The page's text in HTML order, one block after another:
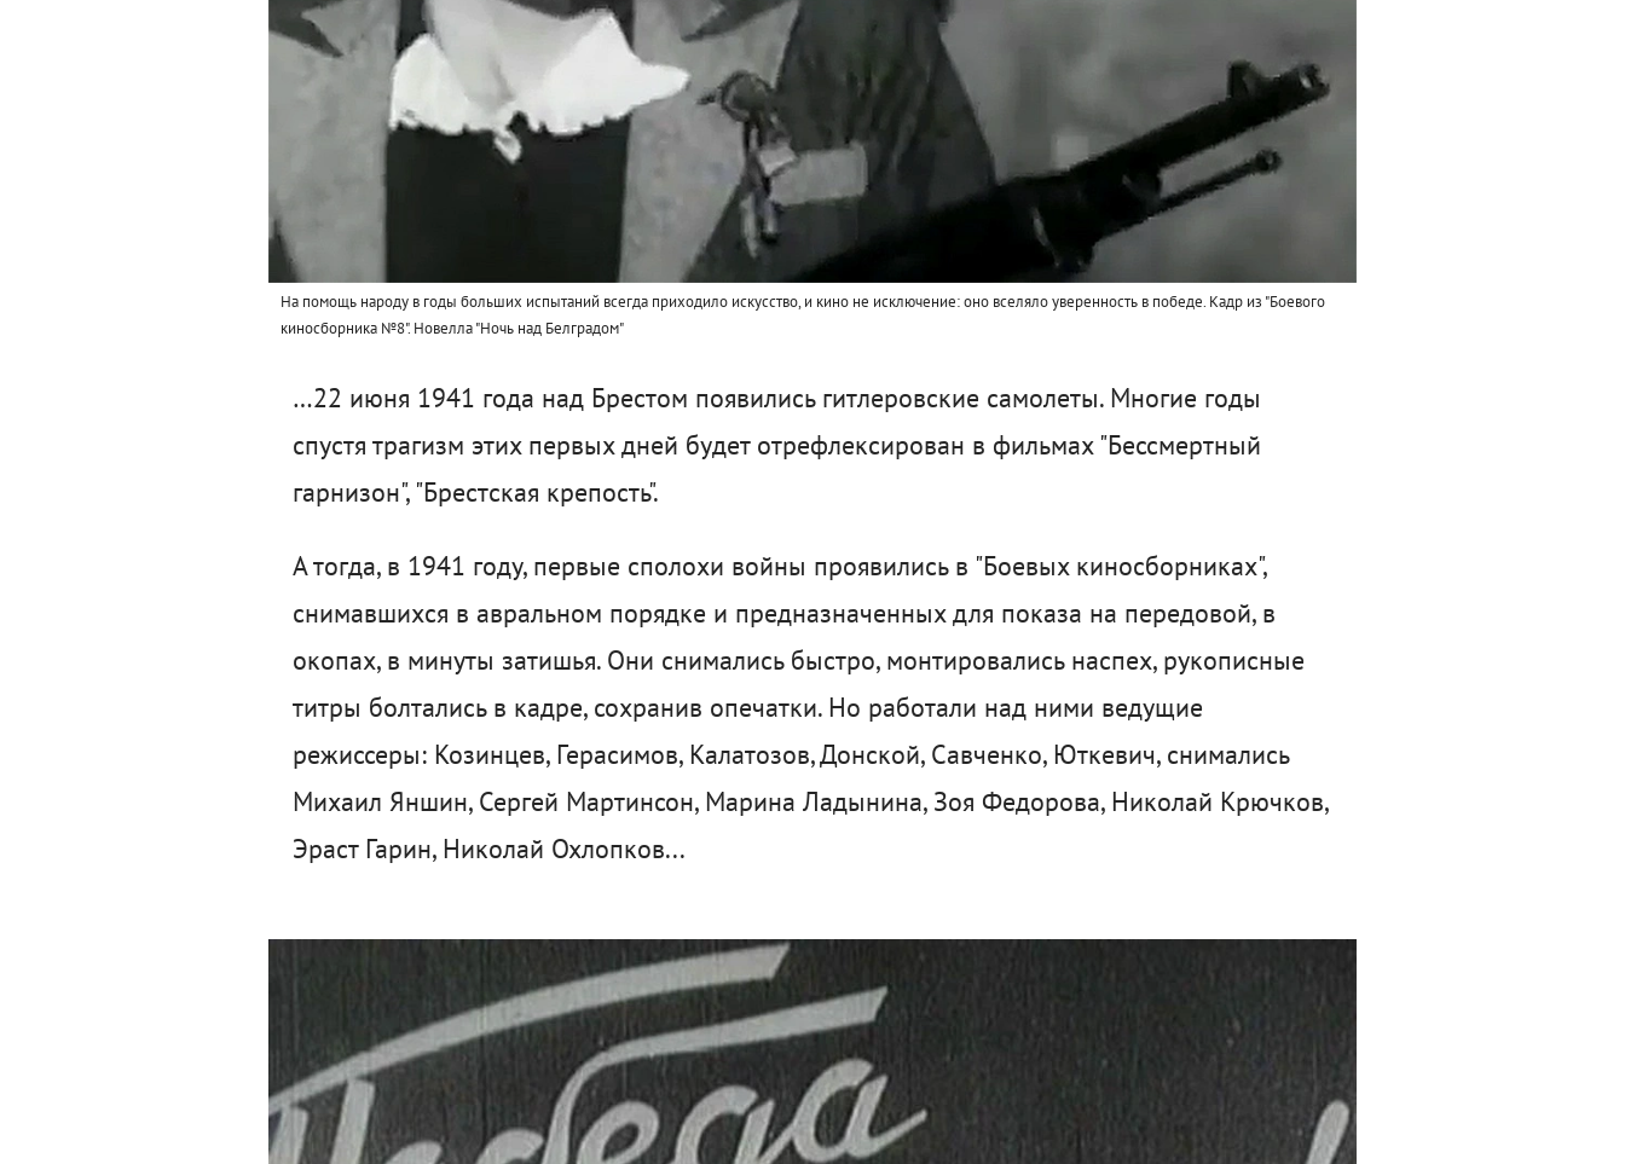
На помощь народу в годы больших испытаний всегда приходило искусство, и кино не исключение: оно вселяло уверенность в победе. Кадр из "Боевого
киносборника №8". Новелла "Ночь над Белградом"
…22 июня 1941 года над Брестом появились гитлеровские самолеты. Многие годы
спустя трагизм этих первых дней будет отрефлексирован в фильмах "Бессмертный
гарнизон", "Брестская крепость".
А тогда, в 1941 году, первые сполохи войны проявились в "Боевых киносборниках",
снимавшихся в авральном порядке и предназначенных для показа на передовой, в
окопах, в минуты затишья. Они снимались быстро, монтировались наспех, рукописные
титры болтались в кадре, сохранив опечатки. Но работали над ними ведущие
режиссеры: Козинцев, Герасимов, Калатозов, Донской, Савченко, Юткевич, снимались
Михаил Яншин, Сергей Мартинсон, Марина Ладынина, Зоя Федорова, Николай Крючков,
Эраст Гарин, Николай Охлопков...